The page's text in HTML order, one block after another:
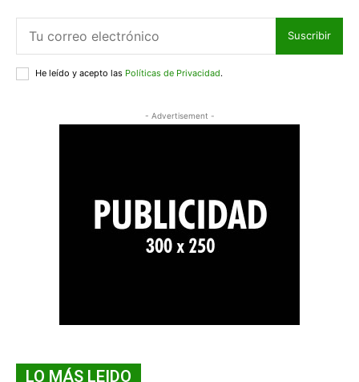
Suscribir
He leído y acepto las Políticas de Privacidad.
- Advertisement -
LO MÁS LEIDO